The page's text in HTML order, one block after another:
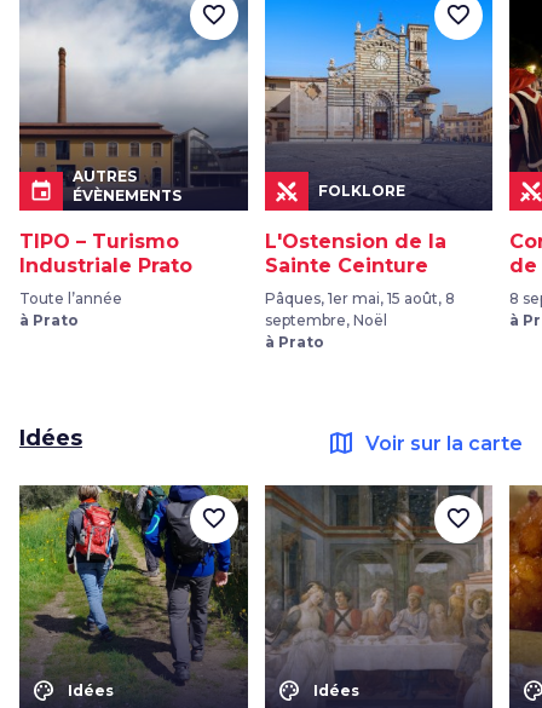
event
AUTRES
ÉVÈNEMENTS
TIPO – Turismo
Industriale Prato
Toute l’année
à Prato
favorite_border
FOLKLORE
L'Ostension de la
Sainte Ceinture
Pâques, 1er mai, 15 août, 8
septembre, Noël
à Prato
favorite_border
de
8
à
Idées map Voir sur la carte
color_lens Idées
favorite_border
color_lens Idées
favorite_border